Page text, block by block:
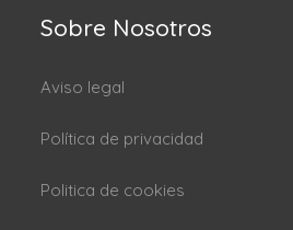
Sobre Nosotros
Aviso legal
Política de privacidad
Politica de cookies